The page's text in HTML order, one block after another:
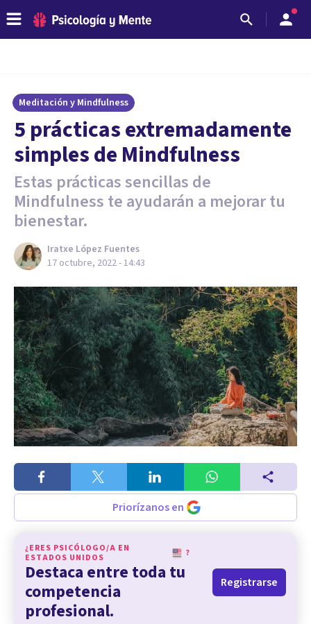
Meditación y Mindfulness
5 prácticas extremadamente
simples de Mindfulness
Estas prácticas sencillas de
Mindfulness te ayudarán a mejorar tu
bienestar.
Iratxe López Fuentes
17 octubre, 2022 - 14:43
Priorízanos en
¿ERES PSICÓLOGO/A EN
ESTADOS UNIDOS
?
Destaca entre toda tu
competencia
profesional.
Registrarse